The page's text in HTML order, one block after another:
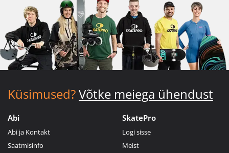
Küsimused?Võtke meiega ühendust
Abi
Abi ja Kontakt
Saatmisinfo
SkatePro
Logi sisse
Meist